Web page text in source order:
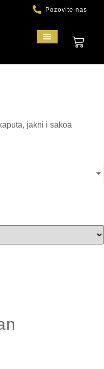
Pozovite nas
jakni i sakoa